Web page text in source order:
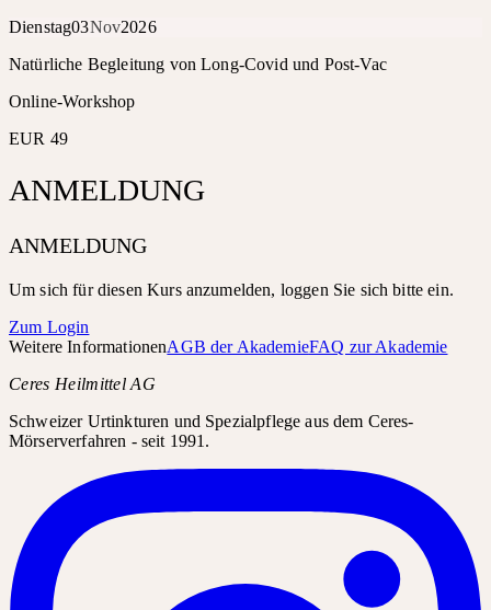
Dienstag03Nov2026
Natürliche Begleitung von Long-Covid und Post-Vac
Online-Workshop
EUR 49
ANMELDUNG
ANMELDUNG
Um sich für diesen Kurs anzumelden, loggen Sie sich bitte ein.
Zum Login
Weitere InformationenAGB der AkademieFAQ zur Akademie
Ceres Heilmittel AG
Schweizer Urtinkturen und Spezialpflege aus dem Ceres-
Mörserverfahren - seit 1991.